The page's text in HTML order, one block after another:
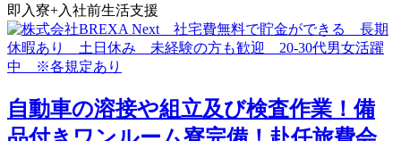
即入寮+入社前生活支援
自動車の溶接や組立及び検査作業！備